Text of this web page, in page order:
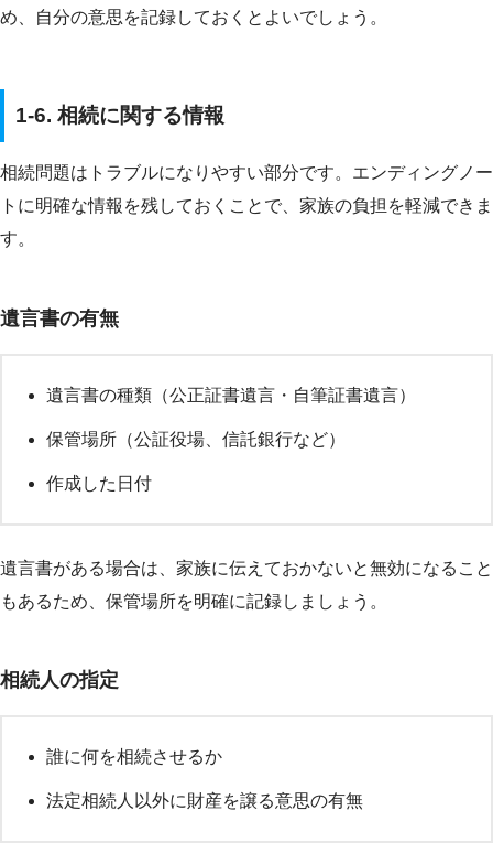
め、自分の意思を記録しておくとよいでしょう。
1-6. 相続に関する情報
相続問題はトラブルになりやすい部分です。エンディングノー
トに明確な情報を残しておくことで、家族の負担を軽減できま
す。
遺言書の有無
遺言書の種類（公正証書遺言・自筆証書遺言）
保管場所（公証役場、信託銀行など）
作成した日付
遺言書がある場合は、家族に伝えておかないと無効になること
もあるため、保管場所を明確に記録しましょう。
相続人の指定
誰に何を相続させるか
法定相続人以外に財産を譲る意思の有無